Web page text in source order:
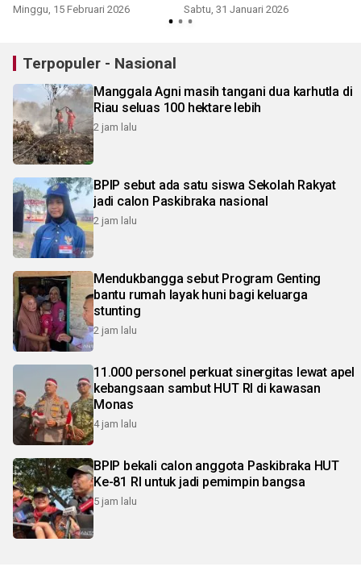
Minggu, 15 Februari 2026 Presiden
Sabtu, 31 Januari 2026
Terpopuler - Nasional
Manggala Agni masih tangani dua karhutla di
Riau seluas 100 hektare lebih
2 jam lalu
BPIP sebut ada satu siswa Sekolah Rakyat
jadi calon Paskibraka nasional
2 jam lalu
Mendukbangga sebut Program Genting
bantu rumah layak huni bagi keluarga
stunting
2 jam lalu
11.000 personel perkuat sinergitas lewat apel
kebangsaan sambut HUT RI di kawasan
Monas
4 jam lalu
BPIP bekali calon anggota Paskibraka HUT
Ke-81 RI untuk jadi pemimpin bangsa
5 jam lalu